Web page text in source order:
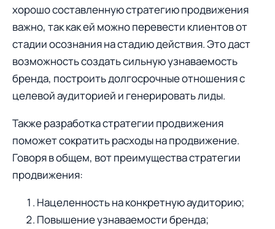
хорошо составленную стратегию продвижения
важно, так как ей можно перевести клиентов от
стадии осознания на стадию действия. Это даст
возможность создать сильную узнаваемость
бренда, построить долгосрочные отношения с
целевой аудиторией и генерировать лиды.
Также разработка стратегии продвижения
поможет сократить расходы на продвижение.
Говоря в общем, вот преимущества стратегии
продвижения:
Нацеленность на конкретную аудиторию;
Повышение узнаваемости бренда;